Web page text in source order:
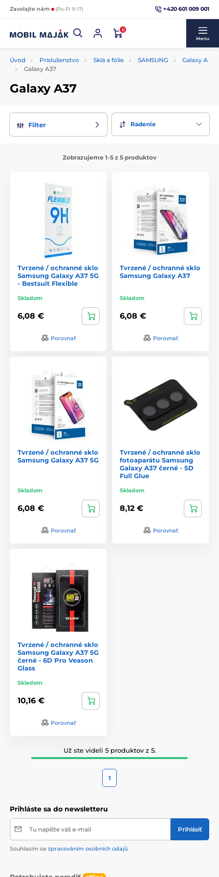
Zavolajte nám (Po-Pi 9-17) +420 601 009 001
0
Menu
Úvod Príslušenstvo Sklá a fólie SAMSUNG
Galaxy A
Galaxy A37
Galaxy A37
Filter Radenie
Zobrazujeme 1-5 z 5 produktov
Tvrzené / ochranné sklo
Samsung Galaxy A37 5G
- Bestsuit Flexible
Skladom
6,08 €
Porovnať
Tvrzené / ochranné sklo
Samsung Galaxy A37
Skladom
6,08 €
Porovnať
Tvrzené / ochranné sklo
Samsung Galaxy A37 5G
Skladom
6,08 €
Porovnať
Tvrzené / ochranné sklo
fotoaparátu Samsung
Galaxy A37 černé - 5D
Full Glue
Skladom
8,12 €
Porovnať
Tvrzené / ochranné sklo
Samsung Galaxy A37 5G
černé - 6D Pro Veason
Glass
Skladom
10,16 €
Porovnať
Už ste videli 5 produktov z 5.
1
Prihláste sa do newsletteru
Tu napíšte váš e-mail Prihlásiť
Souhlasím se zpracováním osobních údajů.